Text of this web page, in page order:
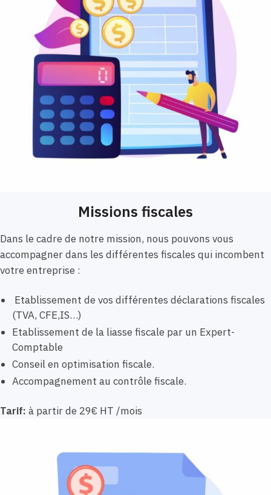
Missions fiscales
Dans le cadre de notre mission, nous pouvons vous
accompagner dans les différentes fiscales qui incombent
votre entreprise :
Etablissement de vos différentes déclarations fiscales
(TVA, CFE,IS…)
Etablissement de la liasse fiscale par un Expert-
Comptable
Conseil en optimisation fiscale.
Accompagnement au contrôle fiscale.
Tarif: à partir de 29€ HT /mois